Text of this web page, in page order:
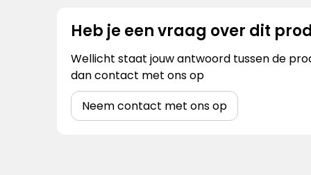
Heb je een vraag over dit
Wellicht staat jouw antwoord tussen de
dan contact met ons op
Neem contact met ons op